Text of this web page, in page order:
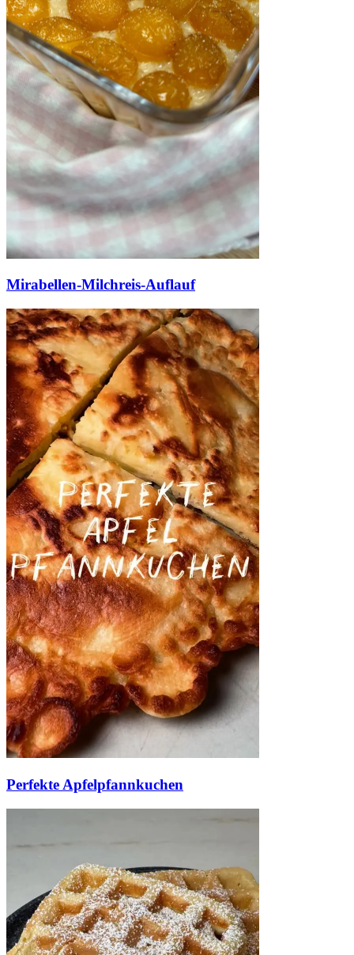
Mirabellen-Milchreis-Auflauf
Perfekte Apfelpfannkuchen